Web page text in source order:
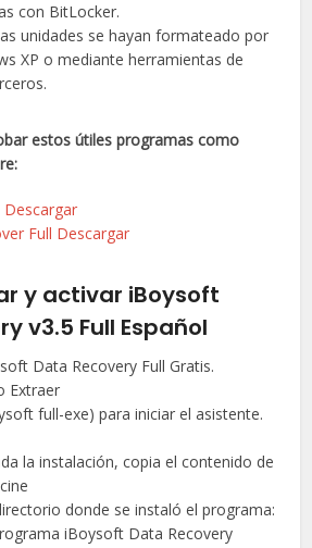
con BitLocker.
unidades se hayan formateado por
XP o mediante herramientas de
estos útiles programas como
Descargar
Full Descargar
y activar iBoysoft
v3.5 Full Español
Data Recovery Full Gratis.
Extraer
full-exe) para iniciar el asistente.
la instalación, copia el contenido de
donde se instaló el programa:
iBoysoft Data Recovery